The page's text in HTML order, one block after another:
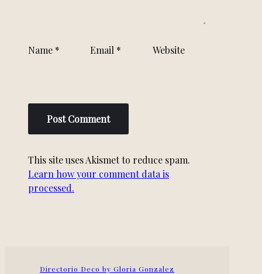
Name * Email * Website
This site uses Akismet to reduce spam.
Learn how your comment data is
processed.
Directorio Deco by Gloria Gonzalez